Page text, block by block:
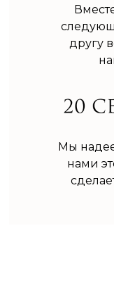
другу
Мы
нами